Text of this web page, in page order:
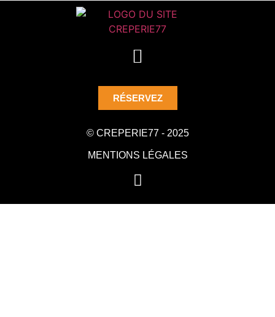
RÉSERVEZ
© CREPERIE77 - 2025
MENTIONS LÉGALES